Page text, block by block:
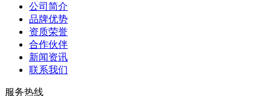
公司简介
品牌优势
资质荣誉
合作伙伴
新闻资讯
联系我们
服务热线